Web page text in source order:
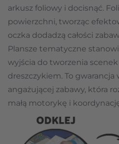
arkusz foliowy i docisnąć.
powierzchni, tworząc
oczka dodadzą całości
Plansze tematyczne
wyjścia do tworzenia
dreszczykiem. To gwarancja
angażującej zabawy, która
małą motorykę i